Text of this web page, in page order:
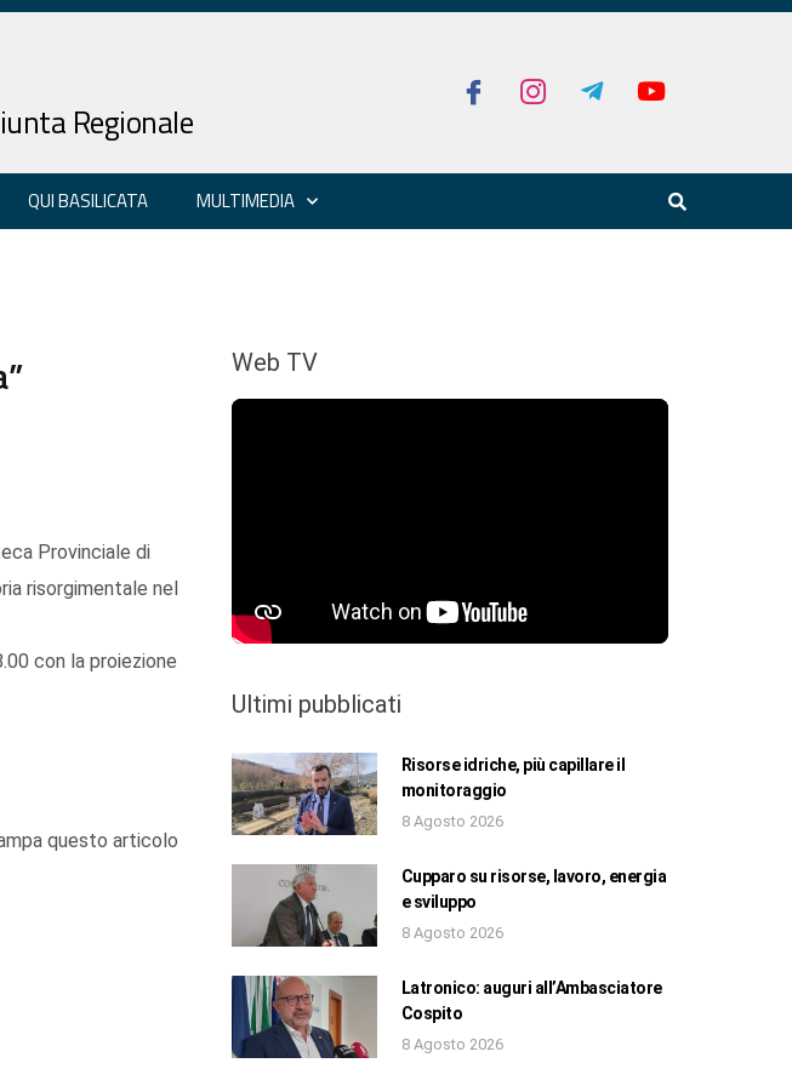
Regionale
QUI BASILICATA MULTIMEDIA
Provinciale di
risorgimentale nel
con la proiezione
questo articolo
Web TV
Ultimi pubblicati
Risorse idriche, più capillare il
monitoraggio
8 Agosto 2026
Cupparo su risorse, lavoro, energia
e sviluppo
8 Agosto 2026
Latronico: auguri all’Ambasciatore
Cospito
8 Agosto 2026